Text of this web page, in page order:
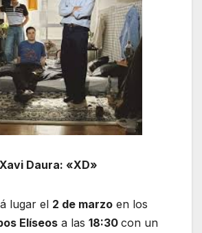
Xavi Daura: «XD»
lugar el 2 de marzo en los
Elíseos a las 18:30 con un